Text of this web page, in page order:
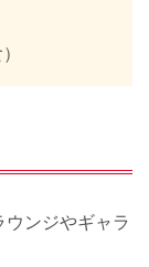
ンジやギャラ